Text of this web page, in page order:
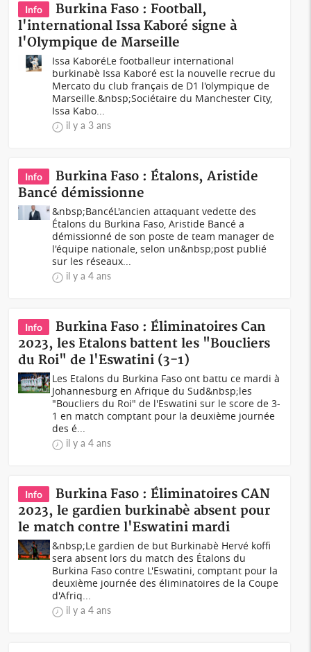
Info
Burkina Faso : Football,
l'international Issa Kaboré signe à
l'Olympique de Marseille
Issa KaboréLe footballeur international
burkinabè Issa Kaboré est la nouvelle recrue du
Mercato du club français de D1 l'olympique de
Marseille.&nbsp;Sociétaire du Manchester City,
Issa Kabo...
il y a 3 ans
Info
Burkina Faso : Étalons, Aristide
Bancé démissionne
&nbsp;Bancé L'ancien attaquant vedette des
Étalons du Burkina Faso, Aristide Bancé a
démissionné de son poste de team manager de
l'équipe nationale, selon un&nbsp;post publié
sur les réseaux...
il y a 4 ans
Info
Burkina Faso : Éliminatoires Can
2023, les Etalons battent les "Boucliers
du Roi" de l'Eswatini (3-1)
Les Etalons du Burkina Faso ont battu ce mardi à
Johannesburg en Afrique du Sud&nbsp;les
"Boucliers du Roi" de l'Eswatini sur le score de 3-
1 en match comptant pour la deuxième journée
des é...
il y a 4 ans
Info
Burkina Faso : Éliminatoires CAN
2023, le gardien burkinabè absent pour
le match contre l'Eswatini mardi
&nbsp;Le gardien de but Burkinabè Hervé koffi
sera absent lors du match des Étalons du
Burkina Faso contre L'Eswatini, comptant pour la
deuxième journée des éliminatoires de la Coupe
d'Afriq...
il y a 4 ans